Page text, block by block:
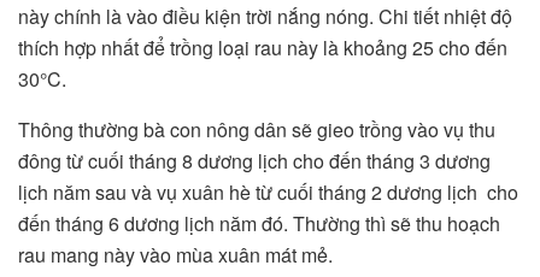
này chính là vào điều kiện trời nắng nóng. Chi tiết nhiệt độ
thích hợp nhất để trồng loại rau này là khoảng 25 cho đến
30°C.
Thông thường bà con nông dân sẽ gieo trồng vào vụ thu
đông từ cuối tháng 8 dương lịch cho đến tháng 3 dương
lịch năm sau và vụ xuân hè từ cuối tháng 2 dương lịch cho
đến tháng 6 dương lịch năm đó. Thường thì sẽ thu hoạch
rau mang này vào mùa xuân mát mẻ.